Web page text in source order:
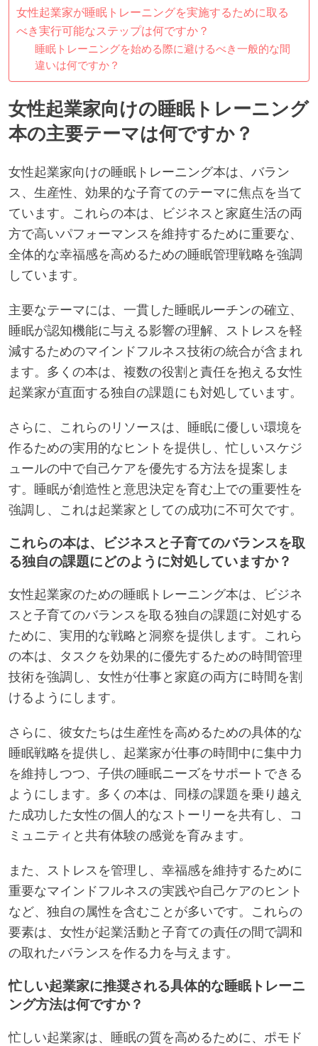
女性起業家が睡眠トレーニングを実施するために取る
べき実行可能なステップは何ですか？
睡眠トレーニングを始める際に避けるべき一般的な間
違いは何ですか？
女性起業家向けの睡眠トレーニング
本の主要テーマは何ですか？
女性起業家向けの睡眠トレーニング本は、バラン
ス、生産性、効果的な子育てのテーマに焦点を当て
ています。これらの本は、ビジネスと家庭生活の両
方で高いパフォーマンスを維持するために重要な、
全体的な幸福感を高めるための睡眠管理戦略を強調
しています。
主要なテーマには、一貫した睡眠ルーチンの確立、
睡眠が認知機能に与える影響の理解、ストレスを軽
減するためのマインドフルネス技術の統合が含まれ
ます。多くの本は、複数の役割と責任を抱える女性
起業家が直面する独自の課題にも対処しています。
さらに、これらのリソースは、睡眠に優しい環境を
作るための実用的なヒントを提供し、忙しいスケジ
ュールの中で自己ケアを優先する方法を提案しま
す。睡眠が創造性と意思決定を育む上での重要性を
強調し、これは起業家としての成功に不可欠です。
これらの本は、ビジネスと子育てのバランスを取
る独自の課題にどのように対処していますか？
女性起業家のための睡眠トレーニング本は、ビジネ
スと子育てのバランスを取る独自の課題に対処する
ために、実用的な戦略と洞察を提供します。これら
の本は、タスクを効果的に優先するための時間管理
技術を強調し、女性が仕事と家庭の両方に時間を割
けるようにします。
さらに、彼女たちは生産性を高めるための具体的な
睡眠戦略を提供し、起業家が仕事の時間中に集中力
を維持しつつ、子供の睡眠ニーズをサポートできる
ようにします。多くの本は、同様の課題を乗り越え
た成功した女性の個人的なストーリーを共有し、コ
ミュニティと共有体験の感覚を育みます。
また、ストレスを管理し、幸福感を維持するために
重要なマインドフルネスの実践や自己ケアのヒント
など、独自の属性を含むことが多いです。これらの
要素は、女性が起業活動と子育ての責任の間で調和
の取れたバランスを作る力を与えます。
忙しい起業家に推奨される具体的な睡眠トレーニ
ング方法は何ですか？
忙しい起業家は、睡眠の質を高めるために、ポモド